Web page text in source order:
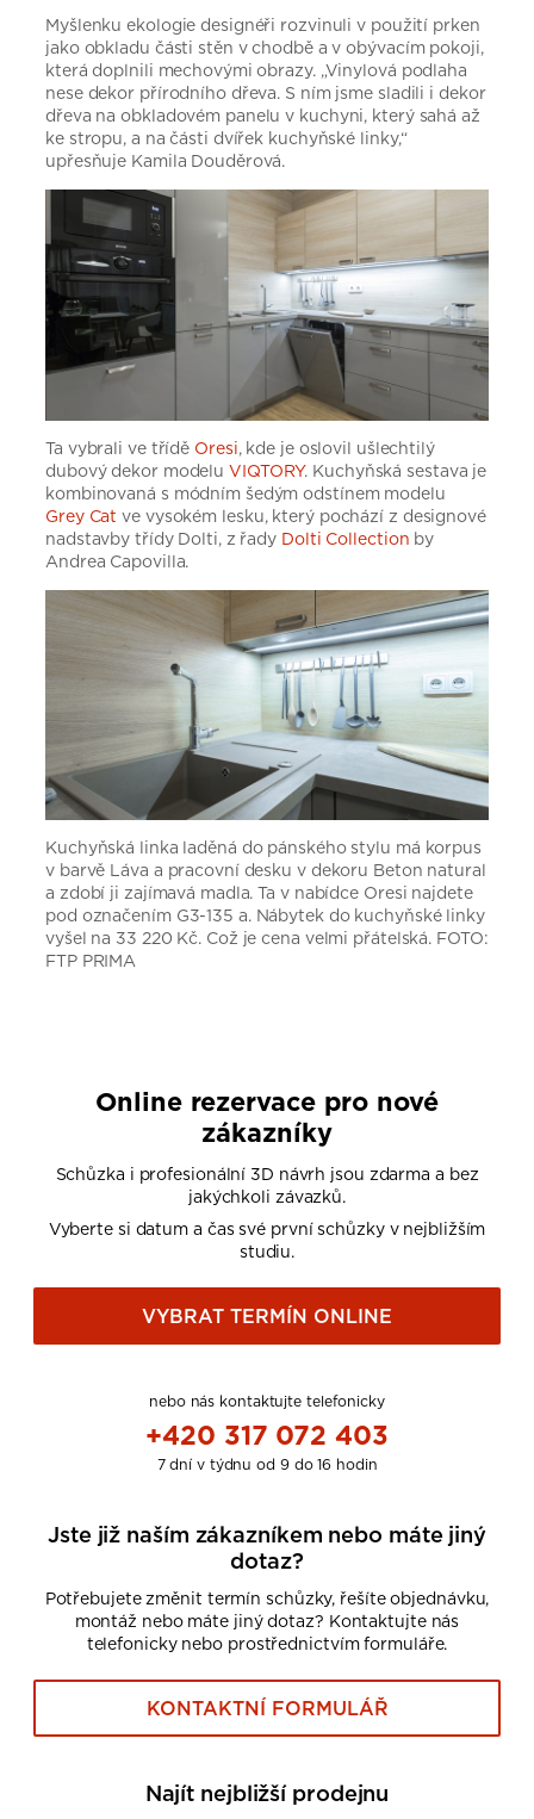
Myšlenku ekologie designéři rozvinuli v použití prken
jako obkladu části stěn v chodbě a v obývacím pokoji,
která doplnili mechovými obrazy. „Vinylová podlaha
nese dekor přírodního dřeva. S ním jsme sladili i dekor
dřeva na obkladovém panelu v kuchyni, který sahá až
ke stropu, a na části dvířek kuchyňské linky,“
upřesňuje Kamila Douděrová.
Ta vybrali ve třídě Oresi, kde je oslovil ušlechtilý
dubový dekor modelu VIQTORY. Kuchyňská sestava je
kombinovaná s módním šedým odstínem modelu
Grey Cat ve vysokém lesku, který pochází z designové
nadstavby třídy Dolti, z řady Dolti Collection by
Andrea Capovilla.
Kuchyňská linka laděná do pánského stylu má korpus
v barvě Láva a pracovní desku v dekoru Beton natural
a zdobí ji zajímavá madla. Ta v nabídce Oresi najdete
pod označením G3-135 a. Nábytek do kuchyňské linky
vyšel na 33 220 Kč. Což je cena velmi přátelská. FOTO:
FTP PRIMA
Online rezervace pro nové
zákazníky
Schůzka i profesionální 3D návrh jsou zdarma a bez
jakýchkoli závazků.
Vyberte si datum a čas své první schůzky v nejbližším
studiu.
VYBRAT TERMÍN ONLINE
nebo nás kontaktujte telefonicky
+420 317 072 403
7 dní v týdnu od 9 do 16 hodin
Jste již naším zákazníkem nebo máte jiný
dotaz?
Potřebujete změnit termín schůzky, řešíte objednávku,
montáž nebo máte jiný dotaz? Kontaktujte nás
telefonicky nebo prostřednictvím formuláře.
KONTAKTNÍ FORMULÁŘ
Najít nejbližší prodejnu